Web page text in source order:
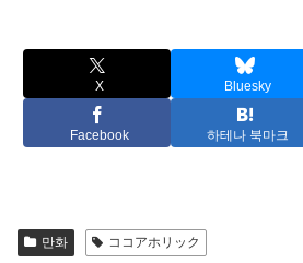
X Bluesky
Facebook 하테나 북마크
만화 ココアホリック